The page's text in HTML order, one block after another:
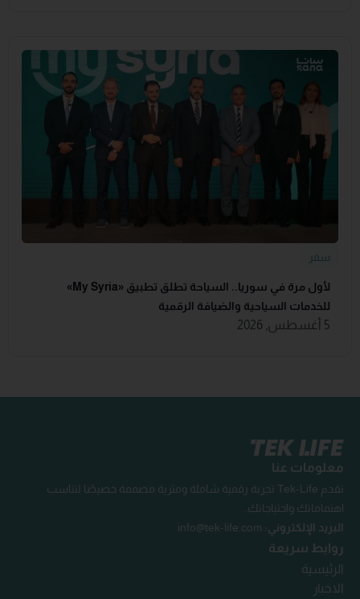
سفر
لأول مرة في سوريا.. السياحة تطلق تطبيق «‏My Syria‏»
للخدمات السياحية والضيافة ‏الرقمية
5 أغسطس, 2026
معلومات عنا
تقدم Tek-Life تجربة رقمية شاملة ومثرية مصممة خصيصًا لتناسب
اهتماماتك واحتياجاتك.
البريد الإلكتروني: info@tek-life.com
روابط سريعة
الرئيسية
الاخبار